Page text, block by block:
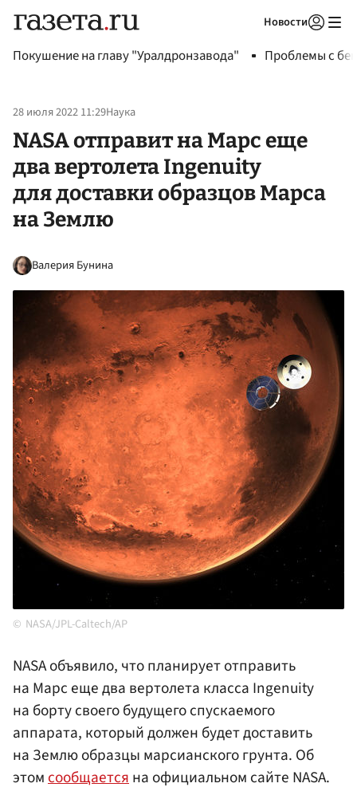
Новости
Покушение на главу "Уралдронзавода" Проблемы с
28 июля 2022 11:29Наука
NASA отправит на Марс еще
два вертолета Ingenuity
для доставки образцов Марса
на Землю
Валерия Бунина
NASA/JPL-Caltech/AP
NASA объявило, что планирует отправить
на Марс еще два вертолета класса Ingenuity
на борту своего будущего спускаемого
аппарата, который должен будет доставить
на Землю образцы марсианского грунта. Об
этомсообщаетсяна официальном сайте NASA.